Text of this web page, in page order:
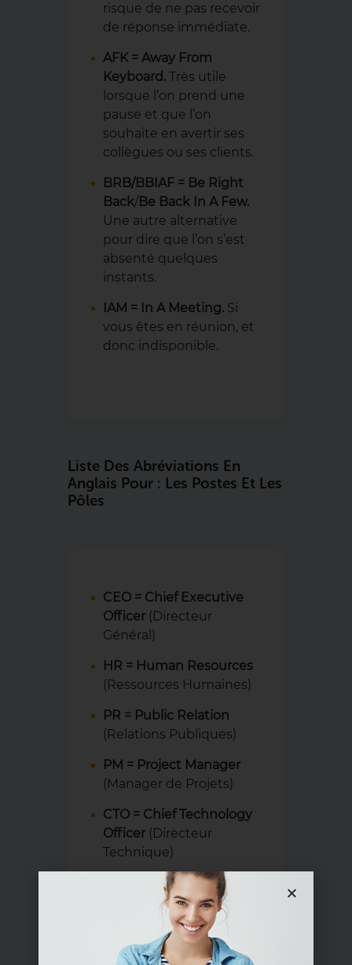
risque de ne pas recevoir
de réponse immédiate.
AFK = Away From
Keyboard.Très utile
lorsque l’on prend une
pause et que l’on
souhaite en avertir ses
collègues ou ses clients.
BRB/BBIAF = Be Right
Back/ Be Back In A Few.
Une autre alternative
pour dire que l’on s’est
absenté quelques
instants.
IAM = In A Meeting. Si
vous êtes en réunion, et
donc indisponible.
Liste Des Abréviations En
Anglais Pour : Les Postes Et Les
Pôles
CEO = Chief Executive
Officer (Directeur
Général)
HR = Human Resources
(Ressources Humaines)
PR = Public Relation
(Relations Publiques)
PM = Project Manager
(Manager de Projets)
CTO = Chief Technology
Officer (Directeur
Technique)
COO = Chief Operating
(Chef de
Production)
CSO = Chief Security